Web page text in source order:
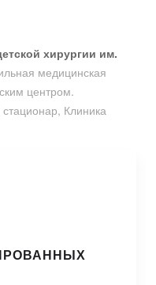
хирургии им.
медицинская
центром.
Клиника